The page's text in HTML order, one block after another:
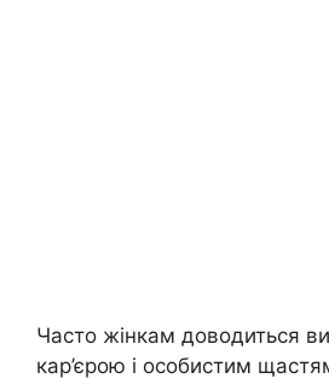
Часто жінкам доводиться
кар’єрою і особистим